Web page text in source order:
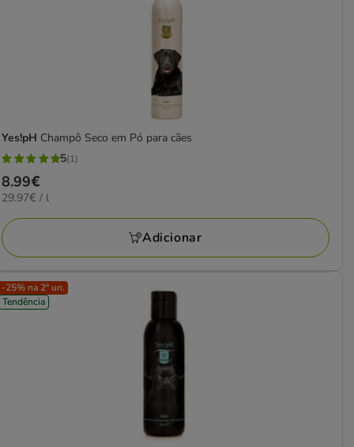
Yes!pH Champô Seco em Pó para cães
5
estrelas
com
1
avaliações
5(1)
Preço
8.99€
8.99€
29.97€
L
29.97€ / l
Adicionar
-25% na 2ª un.
Tendência